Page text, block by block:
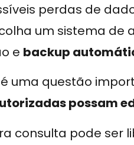
perdas de
um sistema de
e backup
uma questão
possam
consulta pode ser